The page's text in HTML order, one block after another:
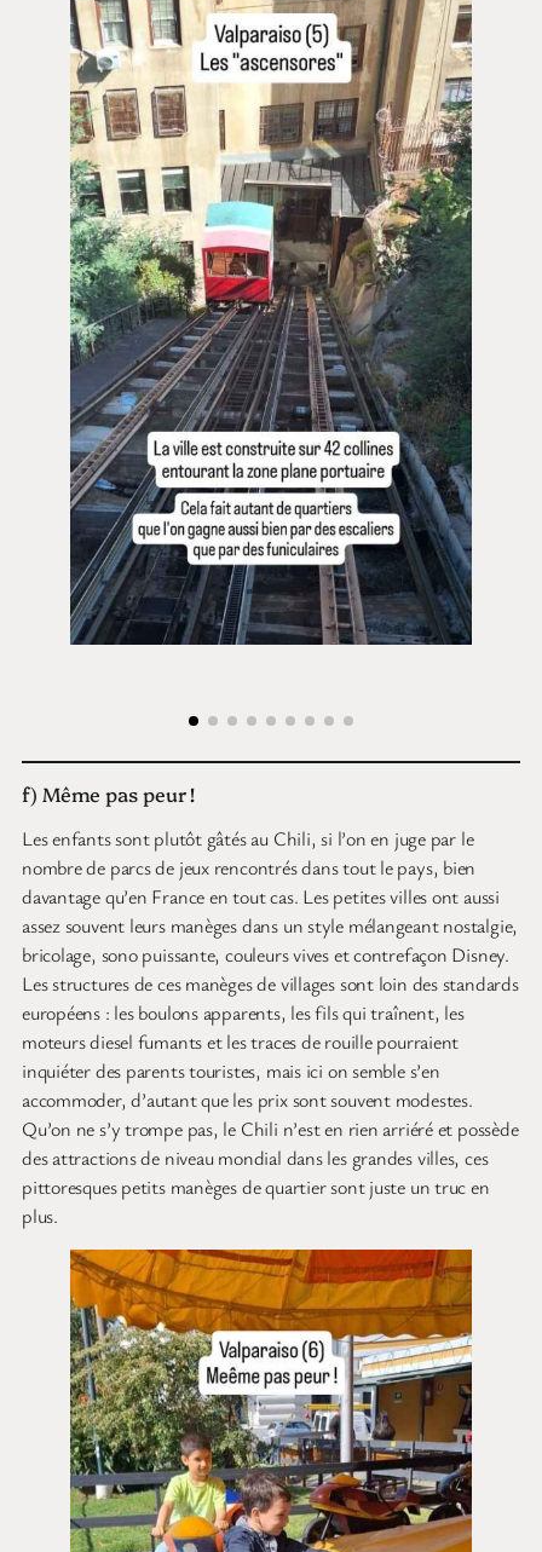
f) Même pas peur !
Les enfants sont plutôt gâtés au Chili, si l’on en juge par le
nombre de parcs de jeux rencontrés dans tout le pays, bien
davantage qu’en France en tout cas. Les petites villes ont aussi
assez souvent leurs manèges dans un style mélangeant nostalgie,
bricolage, sono puissante, couleurs vives et contrefaçon Disney.
Les structures de ces manèges de villages sont loin des standards
européens : les boulons apparents, les fils qui traînent, les
moteurs diesel fumants et les traces de rouille pourraient
inquiéter des parents touristes, mais ici on semble s’en
accommoder, d’autant que les prix sont souvent modestes.
Qu’on ne s’y trompe pas, le Chili n’est en rien arriéré et possède
des attractions de niveau mondial dans les grandes villes, ces
pittoresques petits manèges de quartier sont juste un truc en
plus.